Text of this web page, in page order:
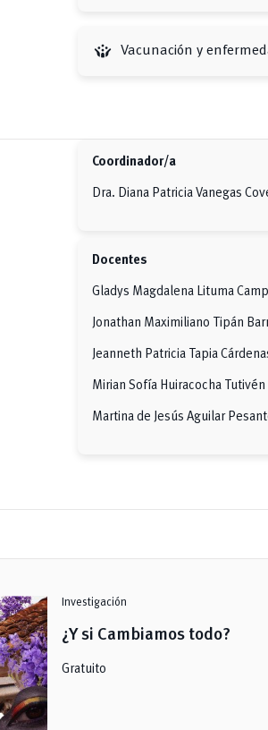
crowdsource Vacunación y
Coordinador/a
Dra. Diana Patricia Vanegas
Docentes
Gladys Magdalena Lituma
Jonathan Maximiliano Tipán
Jeanneth Patricia Tapia
Mirian Sofía Huiracocha Tutivén
Martina de Jesús Aguilar
Investigación
¿Y si Cambiamos todo?
Gratuito